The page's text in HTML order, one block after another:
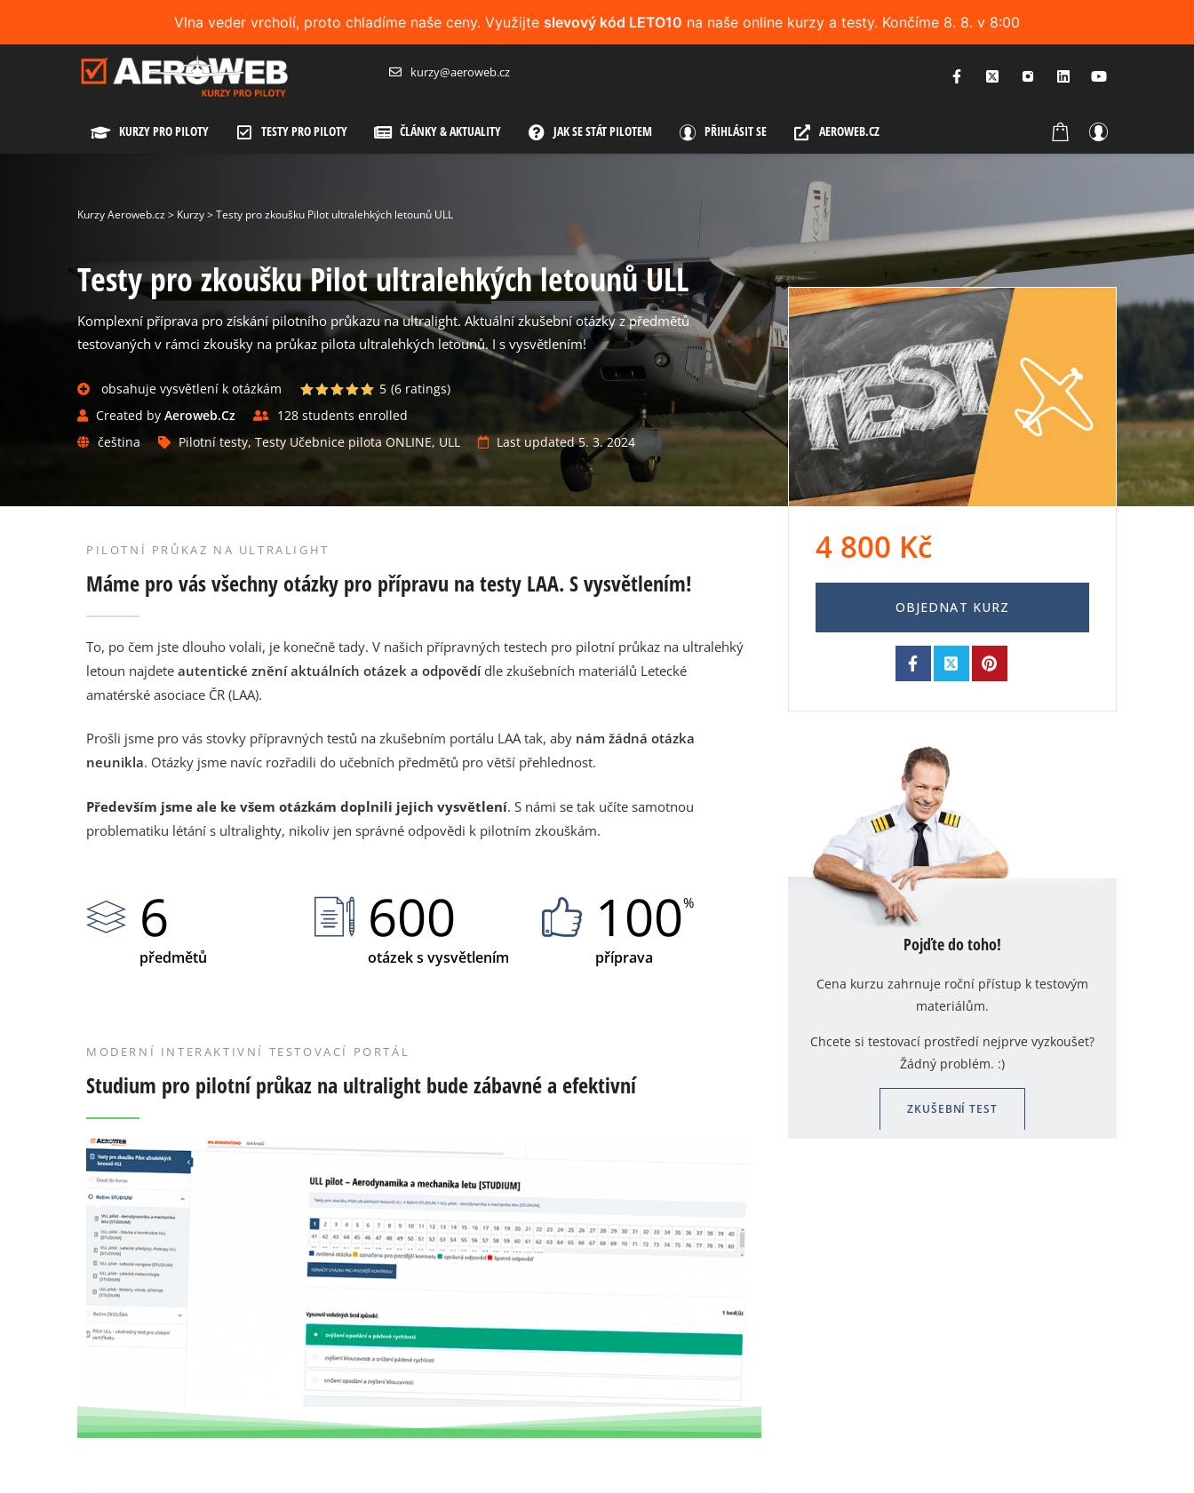
Vlna veder vrcholí, proto chladíme naše ceny. Využijte slevový kód LETO10 na naše online kurzy a testy. Končíme 8. 8. v 8:00
kurzy@aeroweb.cz
KURZY PRO PILOTY TESTY PRO PILOTY ČLÁNKY & AKTUALITY JAK SE STÁT PILOTEM PŘIHLÁSIT SE AEROWEB.CZ
Kurzy Aeroweb.cz> Kurzy>Testy pro zkoušku Pilot ultralehkých letounů ULL
Testy pro zkoušku Pilot ultralehkých letounů ULL
Komplexní příprava pro získání pilotního průkazu na ultralight. Aktuální zkušební otázky z předmětů
testovaných v rámci zkoušky na průkaz pilota ultralehkých letounů. I s vysvětlením!
obsahuje vysvětlení k otázkám 5 (6 ratings)
Created by Aeroweb.cz
128 students enrolled
čeština
Pilotní testy,Testy Učebnice pilota ONLINE, ULL Last updated 5. 3. 2024
PILOTNÍ PRŮKAZ NA ULTRALIGHT
Máme pro vás všechny otázky pro přípravu na testy LAA. S vysvětlením!
To, po čem jste dlouho volali, je konečně tady. V našich přípravných testech pro pilotní průkaz na ultralehký
letoun najdete autentické znění aktuálních otázek a odpovědí dle zkušebních materiálů Letecké
amatérské asociace ČR (LAA).
Prošli jsme pro vás stovky přípravných testů na zkušebním portálu LAA tak, aby nám žádná otázka
neunikla. Otázky jsme navíc rozřadili do učebních předmětů pro větší přehlednost.
Především jsme ale ke všem otázkám doplnili jejich vysvětlení. S námi se tak učíte samotnou
problematiku létání s ultralighty, nikoliv jen správné odpovědi k pilotním zkouškám.
6
předmětů
600
otázek s vysvětlením
100%
příprava
MODERNÍ INTERAKTIVNÍ TESTOVACÍ PORTÁL
Studium pro pilotní průkaz na ultralight bude zábavné a efektivní
4 800 Kč
OBJEDNAT KURZ
Pojďte do toho!
Cena kurzu zahrnuje roční přístup k testovým
materiálům.
Chcete si testovací prostředí nejprve vyzkoušet?
Žádný problém. :)
ZKUŠEBNÍ TEST